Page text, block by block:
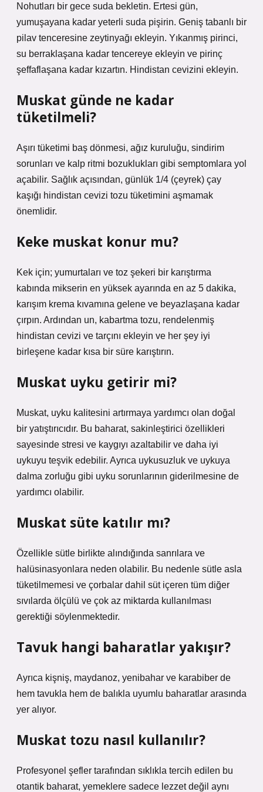
Nohutları bir gece suda bekletin. Ertesi gün,
yumuşayana kadar yeterli suda pişirin. Geniş tabanlı bir
pilav tenceresine zeytinyağı ekleyin. Yıkanmış pirinci,
su berraklaşana kadar tencereye ekleyin ve pirinç
şeffaflaşana kadar kızartın. Hindistan cevizini ekleyin.
Muskat günde ne kadar
tüketilmeli?
Aşırı tüketimi baş dönmesi, ağız kuruluğu, sindirim
sorunları ve kalp ritmi bozuklukları gibi semptomlara yol
açabilir. Sağlık açısından, günlük 1/4 (çeyrek) çay
kaşığı hindistan cevizi tozu tüketimini aşmamak
önemlidir.
Keke muskat konur mu?
Kek için; yumurtaları ve toz şekeri bir karıştırma
kabında mikserin en yüksek ayarında en az 5 dakika,
karışım krema kıvamına gelene ve beyazlaşana kadar
çırpın. Ardından un, kabartma tozu, rendelenmiş
hindistan cevizi ve tarçını ekleyin ve her şey iyi
birleşene kadar kısa bir süre karıştırın.
Muskat uyku getirir mi?
Muskat, uyku kalitesini artırmaya yardımcı olan doğal
bir yatıştırıcıdır. Bu baharat, sakinleştirici özellikleri
sayesinde stresi ve kaygıyı azaltabilir ve daha iyi
uykuyu teşvik edebilir. Ayrıca uykusuzluk ve uykuya
dalma zorluğu gibi uyku sorunlarının giderilmesine de
yardımcı olabilir.
Muskat süte katılır mı?
Özellikle sütle birlikte alındığında sanrılara ve
halüsinasyonlara neden olabilir. Bu nedenle sütle asla
tüketilmemesi ve çorbalar dahil süt içeren tüm diğer
sıvılarda ölçülü ve çok az miktarda kullanılması
gerektiği söylenmektedir.
Tavuk hangi baharatlar yakışır?
Ayrıca kişniş, maydanoz, yenibahar ve karabiber de
hem tavukla hem de balıkla uyumlu baharatlar arasında
yer alıyor.
Muskat tozu nasıl kullanılır?
Profesyonel şefler tarafından sıklıkla tercih edilen bu
otantik baharat, yemeklere sadece lezzet değil aynı